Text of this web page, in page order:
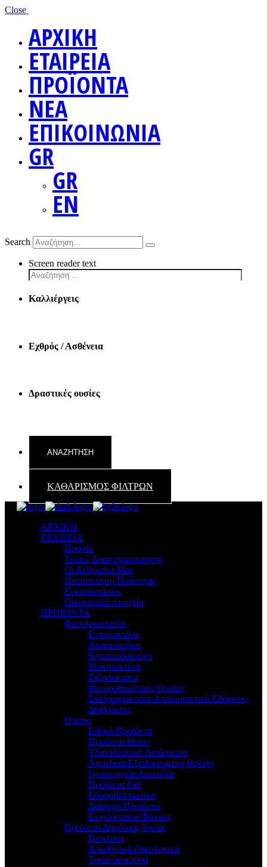
Close
ΑΡΧΙΚΗ
ΕΤΑΙΡΕΙΑ
ΠΡΟΪΟΝΤΑ
ΝΕΑ
ΕΠΙΚΟΙΝΩΝΙΑ
GR
GR
EN
Search
Screen reader text
Καλλιέργεις
Εχθρός / Ασθένεια
Δραστικές ουσίες
ΚΑΘΑΡΙΣΜΟΣ ΦΙΛΤΡΩΝ
ΑΡΧΙΚΗ
ΕΤΑΙΡΕΙΑ
Προφίλ
Τομείς Δραστηριοποίησης
Οι Άνθρωποι Μας
Πιστοποίηση Ποιότητας
Εγκαταστάσεις
Οικονομικά στοιχεία
ΠΡΟΪΟΝΤΑ
Φυτοπροστασία
Εντομοκτόνα
Ακαρεοκτόνα
Νηματωδοκτόνα
Μυκητοκτόνα
Ζιζανιοκτόνα
Φυτορυθμιστικές Ουσίες
Σαλιγκαροκτόνα-Απολυμαντικά Εδάφους-
Διαβρέκτες
Θρέψη
Ειδικά Προϊόντα
Προϊόντα Θείου
Υδατοδιαλυτά Λιπάσματα
Agrichem/Εξειδικευμένη Θρέψη
Ιχνοστοιχεία Αμινοξέα
Προϊόντα Gel
Εδαφοβελτιωτικά
Διάφορα Προϊόντα
Εκχυλίσματα Φυκιών
Προϊόντα Δημόσιας Υγείας
Βιοκτόνα
Απωθητικά-Οικολογικά
Τρωκτικοκτόνα